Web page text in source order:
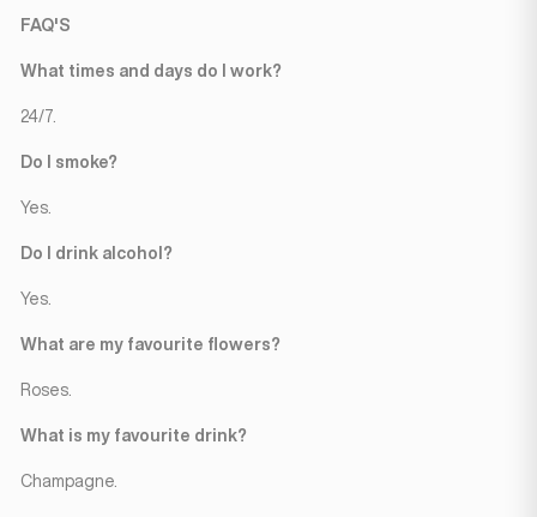
FAQ'S
What times and days do I work?
24/7.
Do I smoke?
Yes.
Do I drink alcohol?
Yes.
What are my favourite flowers?
Roses.
What is my favourite drink?
Champagne.